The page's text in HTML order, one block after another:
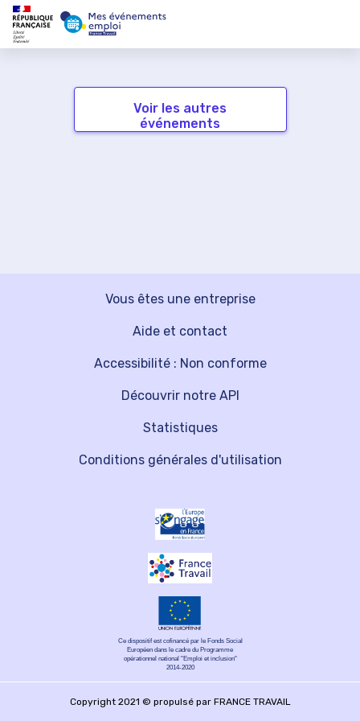
Voir les autres
événements
Vous êtes une entreprise
Découvrir notre API
Aide et contact
Statistiques
Accessibilité : Non conforme
Conditions générales d'utilisation
Ce dispositif est cofinancé par le Fonds Social
Européen dans le cadre du Programme
opérationnel national "Emploi et inclusion"
2014-2020
Copyright 2021 © propulsé par FRANCE TRAVAIL